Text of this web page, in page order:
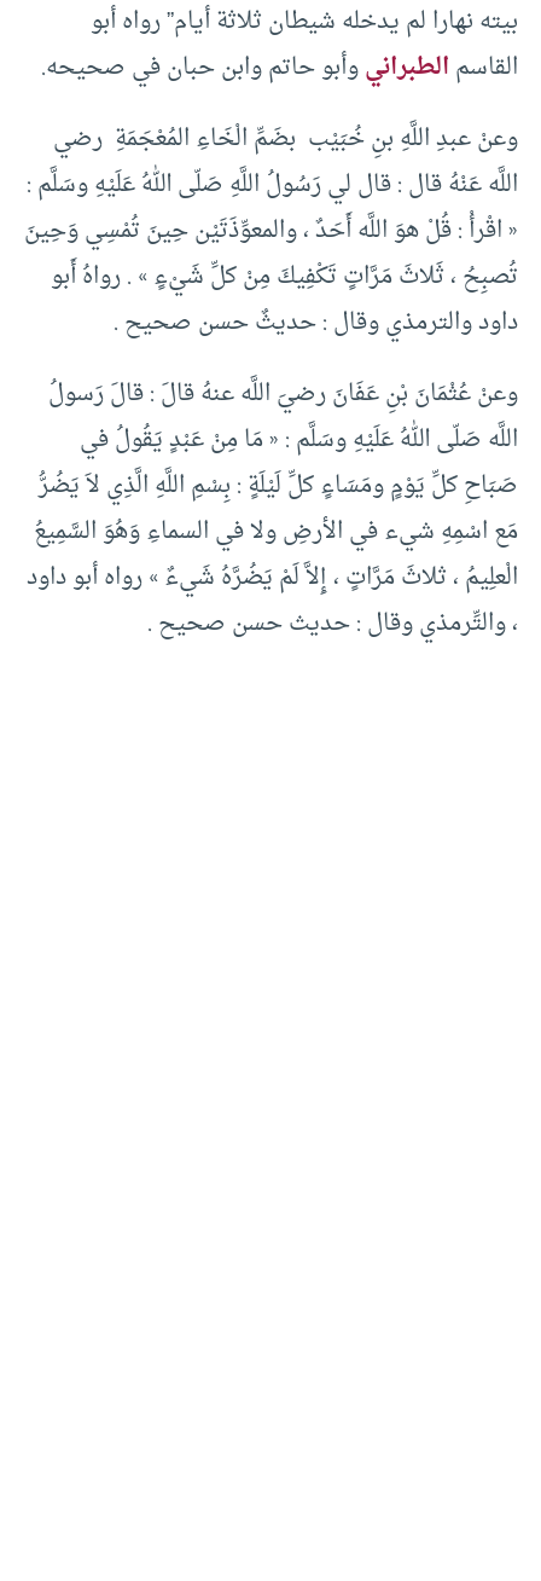
بيته نهارا لم يدخله شيطان ثلاثة أيام” رواه أبو
القاسمالطبرانيوأبو حاتم وابن حبان في صحيحه.
وعنْ عبدِ اللَّهِ بنِ خُبَيْب ­ بضَمِّ الْخَاءِ المُعْجَمَةِ ­ رضي
اللَّه عَنْهُ قال : قال لي رَسُولُ اللَّهِ صَلّى اللهُ عَلَيْهِ وسَلَّم :
« اقْرأْ : قُلْ هوَ اللَّه أَحَدٌ ، والمعوِّذَتَيْن حِينَ تُمْسِي وَحِينَ
تُصبِحُ ، ثَلاثَ مَرَّاتٍ تَكْفِيكَ مِنْ كلِّ شَيْءٍ » . رواهُ أَبو
داود والترمذي وقال : حديثٌ حسن صحيح .
وعنْ عُثْمَانَ بْنِ عَفَانَ رضيَ اللَّه عنهُ قالَ : قالَ رَسولُ
اللَّه صَلّى اللهُ عَلَيْهِ وسَلَّم : « مَا مِنْ عَبْدٍ يَقُولُ في
صَبَاحِ كلِّ يَوْمٍ ومَسَاءٍ كلِّ لَيْلَةٍ : بِسْمِ اللَّهِ الَّذِي لاَ يَضُرُّ
مَع اسْمِهِ شيء في الأرضِ ولا في السماءِ وَهُوَ السَّمِيعُ
الْعلِيمُ ، ثلاثَ مَرَّاتٍ ، إِلاَّ لَمْ يَضُرَّهُ شَيءٌ » رواه أبو داود
، والتِّرمذي وقال : حديث حسن صحيح .